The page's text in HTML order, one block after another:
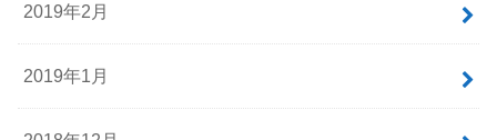
2019年2月
2019年1月